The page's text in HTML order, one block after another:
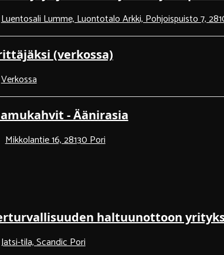
Luentosali Lumme, Luontotalo Arkki, Pohjoispuisto 7,
(verkossa)
Verkossa
- Äänirasia
Mikkolantie 16, 28130 Pori
haltuunottoon
Jatsi-tila, Scandic Pori